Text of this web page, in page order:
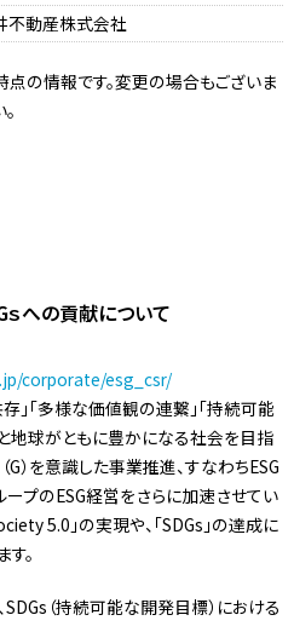
不動産株式会社
の情報です。変更の場合もございま
への貢献について
corporate/esg_csr/
」「多様な価値観の連繋」「持続可能
地球がともに豊かになる社会を目指
（G）を意識した事業推進、すなわちESG
ープのESG経営をさらに加速させてい
5.0」の実現や、「SDGs」の達成に
。
（持続可能な開発目標）における